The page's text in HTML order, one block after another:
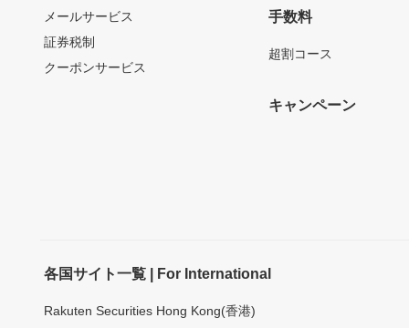
メールサービス
証券税制
クーポンサービス
手数料
超割コース
キャンペーン
各国サイト一覧 | For International
Rakuten Securities Hong Kong(香港)